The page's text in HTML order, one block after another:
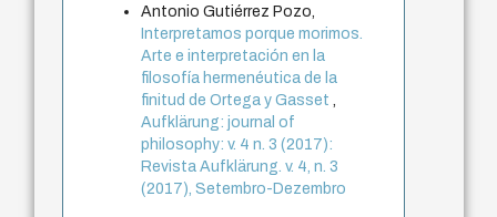
Antonio Gutiérrez Pozo,
Interpretamos porque morimos.
Arte e interpretación en la
filosofía hermenéutica de la
finitud de Ortega y Gasset,
Aufklärung: journal of
philosophy: v. 4 n. 3 (2017):
Revista Aufklärung. v. 4, n. 3
(2017), Setembro-Dezembro